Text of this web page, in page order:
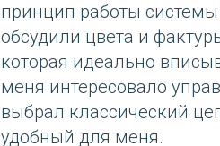
принцип работы
обсудили цвета и
которая идеально
меня интересовало
выбрал классический
удобный для меня.